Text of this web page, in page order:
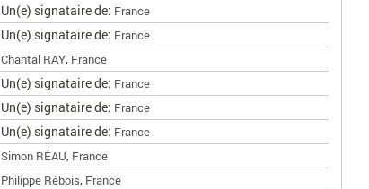
Un(e) signataire de: France
Un(e) signataire de: France
Chantal RAY, France
Un(e) signataire de: France
Un(e) signataire de: France
Un(e) signataire de: France
Simon RÉAU, France
Philippe Rébois, France